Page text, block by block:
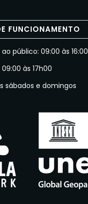
FUNCIONAMENTO
público: 09:00 às 16:00
às 17h00
sábados e domingos